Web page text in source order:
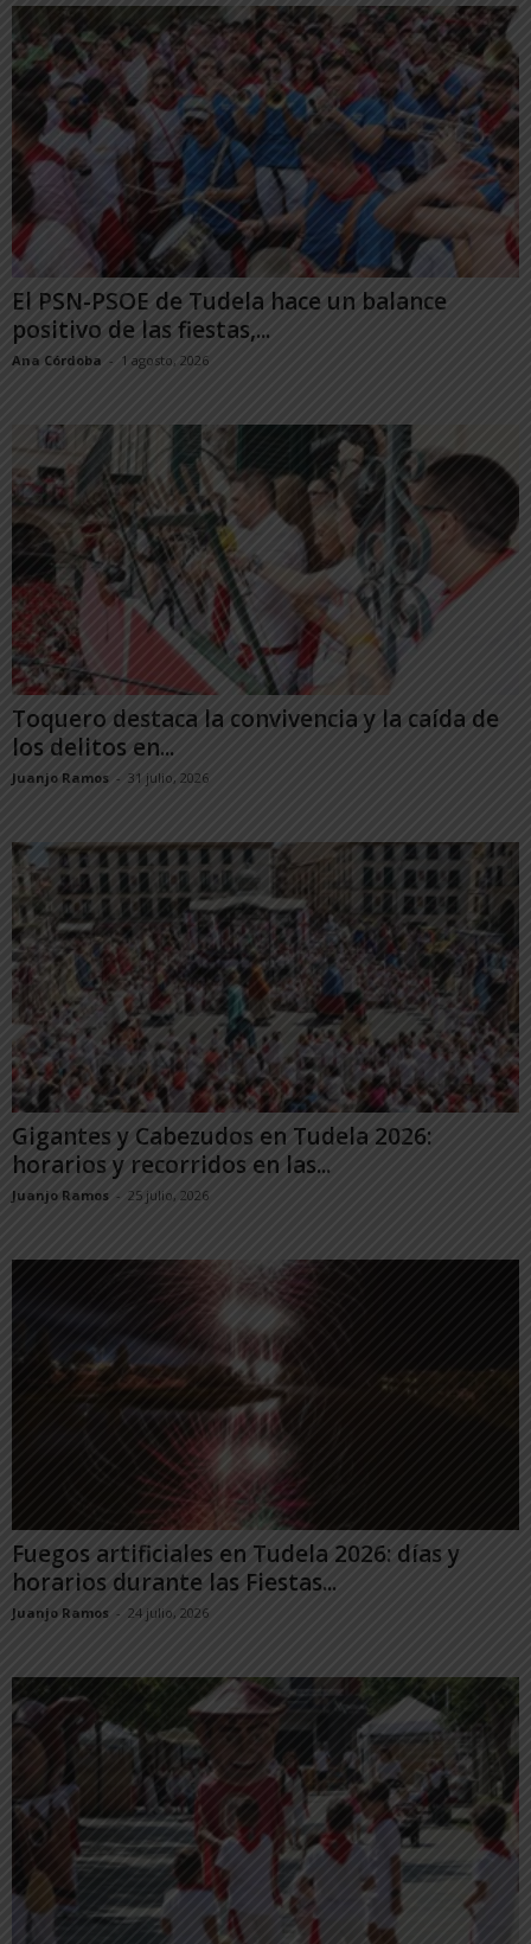
El PSN-PSOE de Tudela hace un balance
positivo de las fiestas,...
Ana Córdoba - 1 agosto, 2026
Toquero destaca la convivencia y la caída de
los delitos en...
Juanjo Ramos - 31 julio, 2026
Gigantes y Cabezudos en Tudela 2026:
horarios y recorridos en las...
Juanjo Ramos - 25 julio, 2026
Fuegos artificiales en Tudela 2026: días y
horarios durante las Fiestas...
Juanjo Ramos - 24 julio, 2026